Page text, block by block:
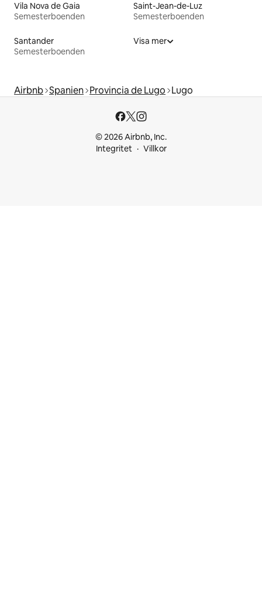
Vila Nova de Gaia
Semesterboenden
Saint-Jean-de-Luz
Semesterboenden
Santander
Semesterboenden
Visa mer
Airbnb Spanien Provincia de Lugo Lugo
© 2026 Airbnb, Inc.
Integritet
Villkor